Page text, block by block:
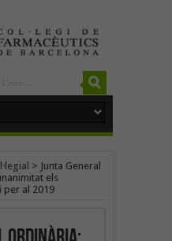
> Junta General
els
per al 2019